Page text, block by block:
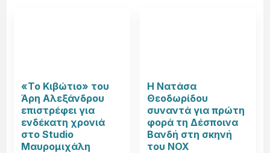
«Το Κιβώτιο» του
Άρη Αλεξάνδρου
επιστρέφει για
ενδέκατη χρονιά
στο Studio
Μαυρομιχάλη
Η Νατάσα
Θεοδωρίδου
συναντά για πρώτη
φορά τη Δέσποινα
Βανδή στη σκηνή
του NOX